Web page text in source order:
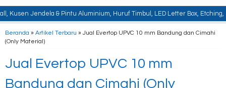
Jendela & Pintu Aluminium, Huruf Timbul, LED Letter Box, Etching,
Beranda » Artikel Terbaru » Jual Evertop UPVC 10 mm Bandung dan Cimahi
(Only Material)
Jual Evertop UPVC 10 mm
Bandung dan Cimahi (Only